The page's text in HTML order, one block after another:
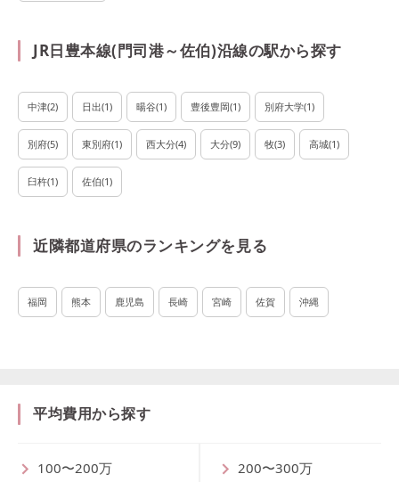
JR日豊本線(門司港～佐伯)沿線の駅から探す
中津(2) 日出(1) 暘谷(1) 豊後豊岡(1) 別府大学(1)
別府(5) 東別府(1) 西大分(4) 大分(9) 牧(3) 高城(1)
臼杵(1) 佐伯(1)
近隣都道府県のランキングを見る
福岡 熊本 鹿児島 長崎 宮崎 佐賀 沖縄
平均費用から探す
100〜200万 200〜300万